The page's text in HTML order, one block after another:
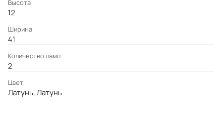
Высота
12
Ширина
41
Количество ламп
2
Цвет
Латунь, Латунь